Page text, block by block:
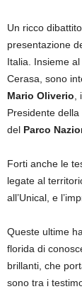
Un ricco
presentazione
Italia. Insieme
Cerasa, sono
Mario Oliverio
Presidente
del Parco
Forti anche le
legate al
all’Unical, e
Queste ultime
florida di
brillanti, che
sono tra i